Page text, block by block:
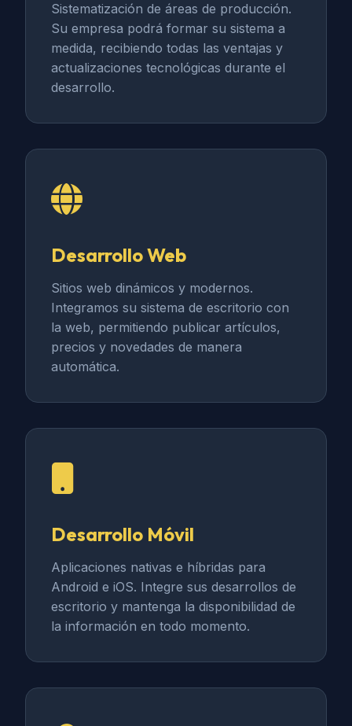
Sistematización de áreas de producción.
Su empresa podrá formar su sistema a
medida, recibiendo todas las ventajas y
actualizaciones tecnológicas durante el
desarrollo.
Desarrollo Web
Sitios web dinámicos y modernos.
Integramos su sistema de escritorio con
la web, permitiendo publicar artículos,
precios y novedades de manera
automática.
Desarrollo Móvil
Aplicaciones nativas e híbridas para
Android e iOS. Integre sus desarrollos de
escritorio y mantenga la disponibilidad de
la información en todo momento.